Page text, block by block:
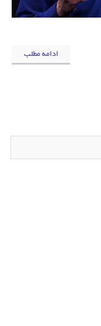
ادامه مطلب